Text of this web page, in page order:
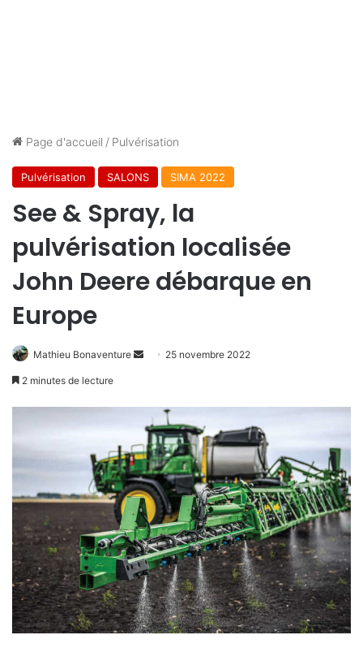
Page d'accueil / Pulvérisation
Pulvérisation SALONS SIMA 2022
See & Spray, la
pulvérisation localisée
John Deere débarque en
Europe
Mathieu Bonaventure
Envoyer25 novembre 2022
2 minutes de lecture